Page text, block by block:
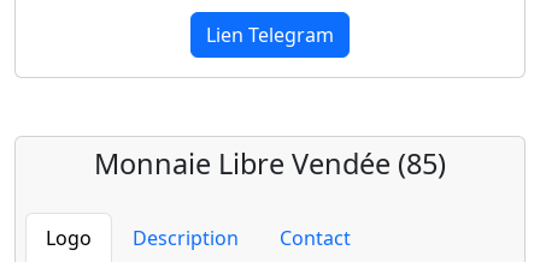
Lien Telegram
Monnaie Libre Vendée (85)
Logo Description Contact